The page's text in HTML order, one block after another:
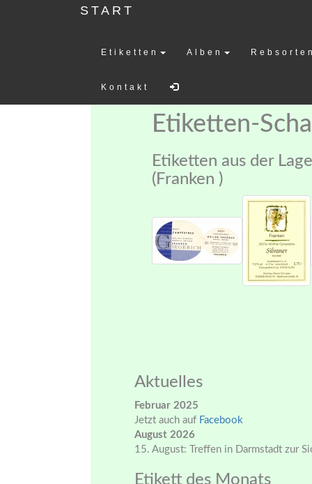
START
Etiketten Alben
Kontakt
Etiketten-
Etiketten aus der
(Franken )
Aktuelles
Februar 2025
Jetzt auch auf Facebook
August 2026
15. August: Treffen in Darmstadt zur
Etikett des Monats